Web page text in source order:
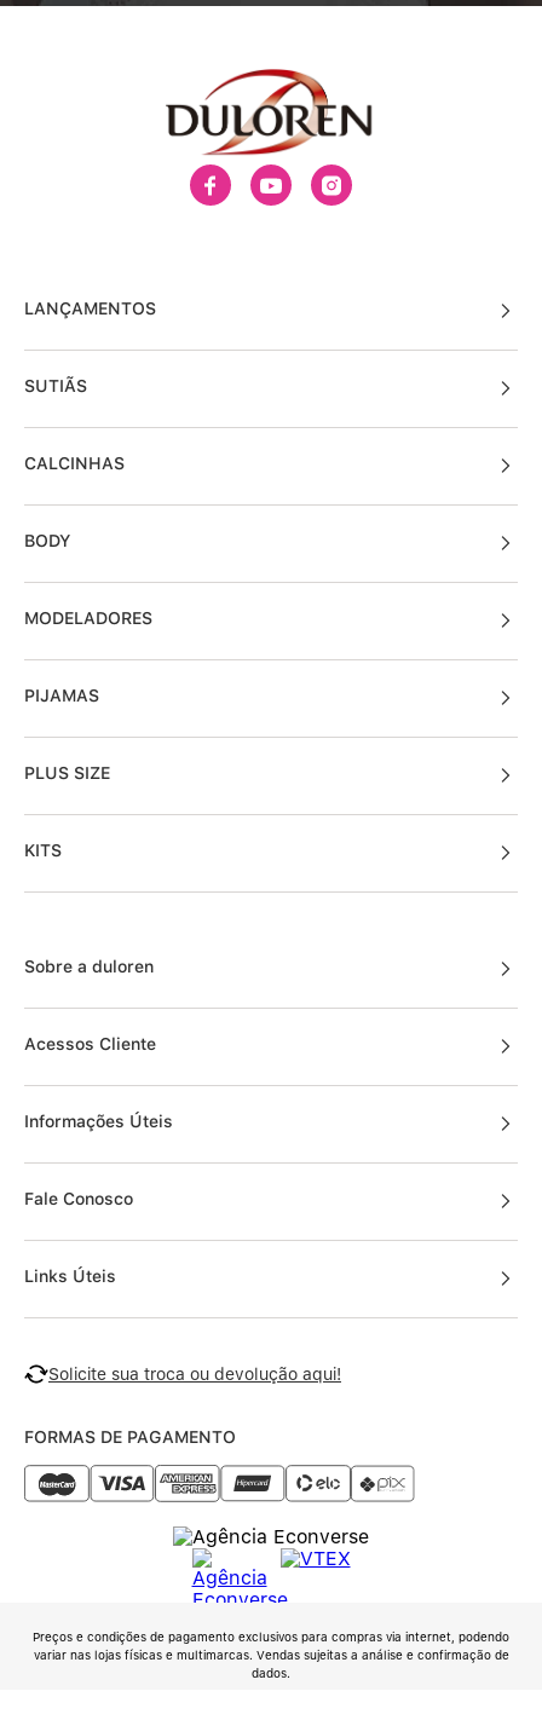
LANÇAMENTOS
SUTIÃS
CALCINHAS
BODY
MODELADORES
PIJAMAS
PLUS SIZE
KITS
Sobre a duloren
Acessos Cliente
Informações Úteis
Fale Conosco
Links Úteis
Solicite sua troca ou devolução aqui!
FORMAS DE PAGAMENTO
Preços e condições de pagamento exclusivos para compras via internet, podendo
variar nas lojas físicas e multimarcas. Vendas sujeitas a análise e confirmação de
dados.